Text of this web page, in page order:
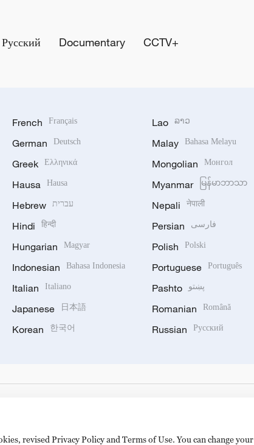
Русский Documentary CCTV+
French Français
German Deutsch
Greek Ελληνικά
Hausa Hausa
Hebrew עברית
Hindi हिन्दी
Hungarian Magyar
Indonesian Bahasa Indonesia
Italian Italiano
Japanese 日本語
Korean 한국어
Lao ລາວ
Malay Bahasa Melayu
Mongolian Монгол
Myanmar မြန်မာဘာသာ
Nepali नेपाली
Persian فارسی
Polish Polski
Portuguese Português
Pashto پښتو
Romanian Română
Russian Русский
revised Privacy Policy and Terms of Use. You can change your